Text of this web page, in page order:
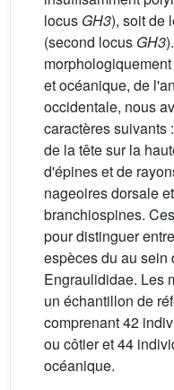
locus GH3), soit de
(second locus GH3
et océanique, de
occidentale, nous
caractères suivants
de la tête sur la
d'épines et de
nageoires dorsale
branchiospines.
pour distinguer
espèces du au sein
Engraulididae. Les
un échantillon de
comprenant 42
ou côtier et 44
océanique.